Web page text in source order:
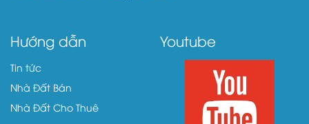
Hướng dẫn
Tin tức
Nhà Đất Bán
Nhà Đất Cho Thuê
Youtube